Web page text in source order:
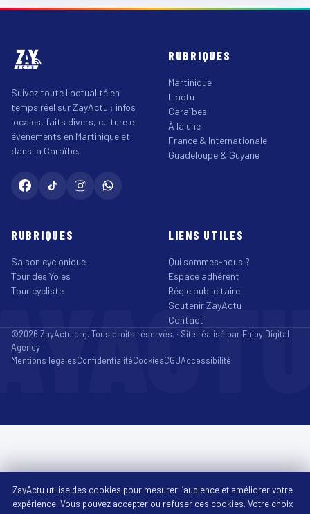
Suivez toute l'actualité en
temps réel sur ZayActu : infos
locales, faits divers, culture et
événements en Martinique et
dans la Caraïbe.
RUBRIQUES
Martinique
L'actu
Caraïbes
À la une
France & Internationale
Guadeloupe & Guyane
RUBRIQUES
Saison cyclonique
Tour des Yoles
Tour cycliste
LIENS UTILES
Qui sommes-nous ?
Espace adhérent
Régie publicitaire
Soutenir ZayActu
Contact
©2026 ZayActu.org. Tous droits réservés. · Site réalisé par Enjoy Digital
Agency
Mentions légalesConfidentialitéCookiesCGUAccessibilité
ZayActu utilise des cookies pour mesurer l’audience et améliorer votre
expérience. Vous pouvez accepter ou refuser ces cookies. Votre choix